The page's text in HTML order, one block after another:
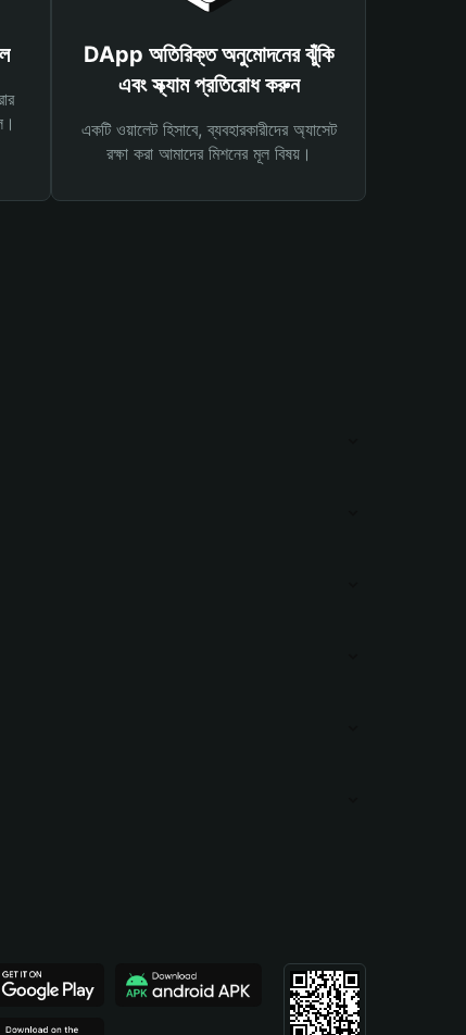
DApp অতিরিক্ত অনুমোদনের ঝুঁকি
এবং স্ক্যাম প্রতিরোধ করুন
একটি ওয়ালেট হিসাবে, ব্যবহারকারীদের অ্যাসেট
রক্ষা করা আমাদের মিশনের মূল বিষয়।